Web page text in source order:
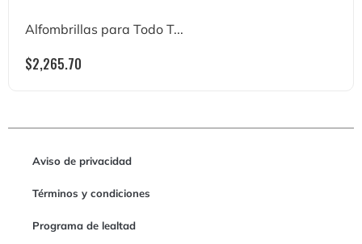
Alfombrillas para Todo T...
$2,265.70
Aviso de privacidad
Términos y condiciones
Programa de lealtad